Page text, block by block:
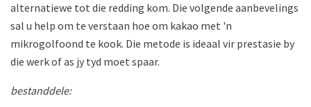
alternatiewe tot die redding kom. Die volgende aanbevelings
sal u help om te verstaan ​​hoe om kakao met 'n
mikrogolfoond te kook. Die metode is ideaal vir prestasie by
die werk of as jy tyd moet spaar.
bestanddele: